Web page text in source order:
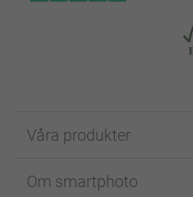
Våra produkter
Fotokort
Om smartphoto